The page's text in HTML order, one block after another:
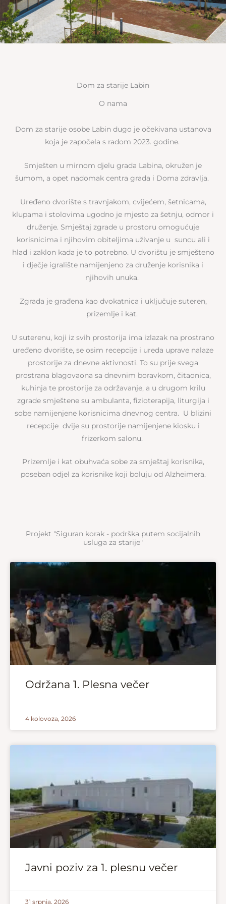
Dom za starije Labin
O nama
Dom za starije osobe Labin dugo je očekivana ustanova
koja je započela s radom 2023. godine.
Smješten u mirnom djelu grada Labina, okružen je
šumom, a opet nadomak centra grada i Doma zdravlja.
Uređeno dvorište s travnjakom, cvijećem, šetnicama,
klupama i stolovima ugodno je mjesto za šetnju, odmor i
druženje. Smještaj zgrade u prostoru omogućuje
korisnicima i njihovim obiteljima uživanje u suncu ali i
hlad i zaklon kada je to potrebno. U dvorištu je smješteno
i dječje igralište namijenjeno za druženje korisnika i
njihovih unuka.
Zgrada je građena kao dvokatnica i uključuje suteren,
prizemlje i kat.
U suterenu, koji iz svih prostorija ima izlazak na prostrano
uređeno dvorište, se osim recepcije i ureda uprave nalaze
prostorije za dnevne aktivnosti. To su prije svega
prostrana blagovaona sa dnevnim boravkom, čitaonica,
kuhinja te prostorije za održavanje, a u drugom krilu
zgrade smještene su ambulanta, fizioterapija, liturgija i
sobe namijenjene korisnicima dnevnog centra. U blizini
recepcije dvije su prostorije namijenjene kiosku i
frizerkom salonu.
Prizemlje i kat obuhvaća sobe za smještaj korisnika,
poseban odjel za korisnike koji boluju od Alzheimera.
Projekt "Siguran korak - podrška putem socijalnih
usluga za starije"
Održana 1. Plesna večer
4 kolovoza, 2026
Javni poziv za 1. plesnu večer
31 srpnja, 2026